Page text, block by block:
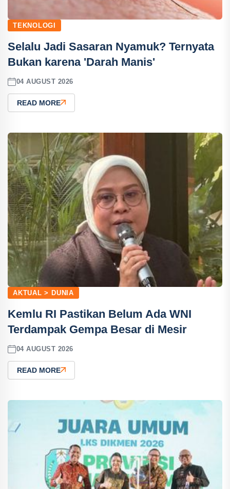
TEKNOLOGI
Selalu Jadi Sasaran Nyamuk? Ternyata
Bukan karena 'Darah Manis'
04 AUGUST 2026
READ MORE
AKTUAL > DUNIA
Kemlu RI Pastikan Belum Ada WNI
Terdampak Gempa Besar di Mesir
04 AUGUST 2026
READ MORE